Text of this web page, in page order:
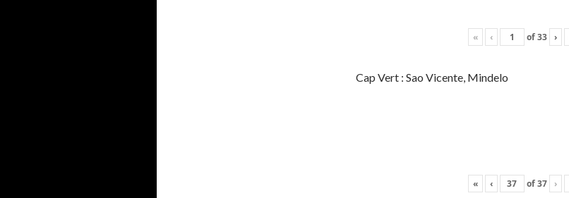
« ‹ of33 ›
Cap Vert : Sao Vicente, Mindelo
« ‹ of37 ›